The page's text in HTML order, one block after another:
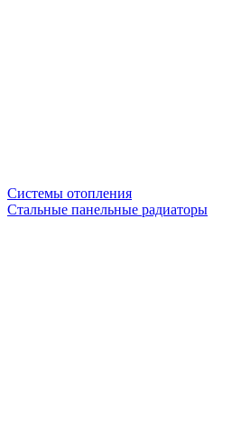
Системы отопления
Стальные панельные радиаторы